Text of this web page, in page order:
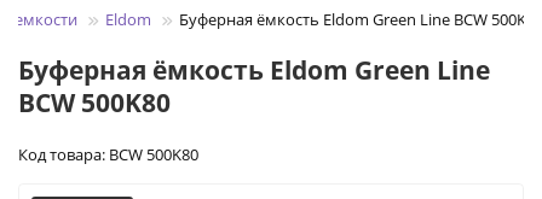
емкости Eldom Буферная ёмкость Eldom Green Line BCW 500K80
Буферная ёмкость Eldom Green Line
BCW 500K80
Код товара: BCW 500K80